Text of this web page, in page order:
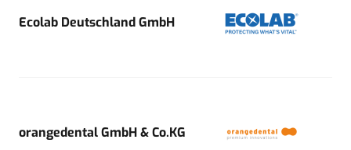
Ecolab Deutschland GmbH
orangedental GmbH & Co.KG